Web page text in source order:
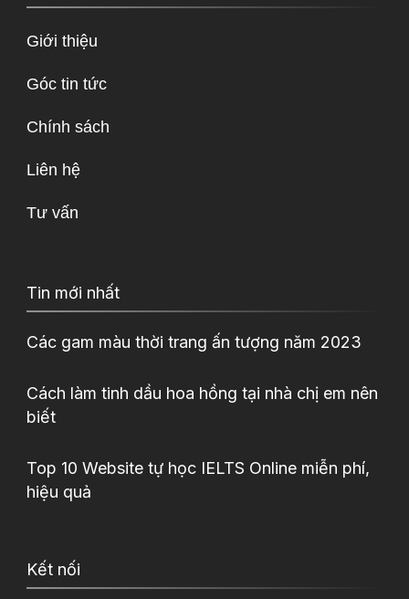
Giới thiệu
Góc tin tức
Chính sách
Liên hệ
Tư vấn
Tin mới nhất
Các gam màu thời trang ấn tượng năm 2023
Cách làm tinh dầu hoa hồng tại nhà chị em nên
biết
Top 10 Website tự học IELTS Online miễn phí,
hiệu quả
Kết nối